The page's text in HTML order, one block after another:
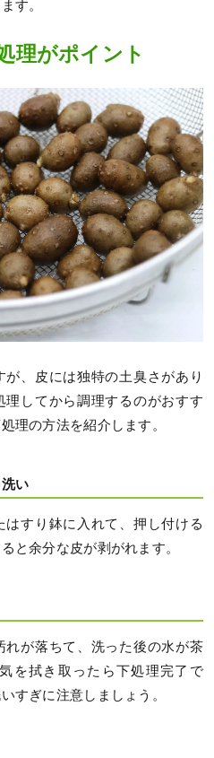
す。
理がポイント
、皮には独特の土臭さがあり
理してから調理するのがおすす
理の方法を紹介します。
い
すり鉢に入れて、押し付ける
と余分な皮が剥がれます。
が落ちて、洗った後の水が茶
を拭き取ったら下処理完了で
すぎに注意しましょう。